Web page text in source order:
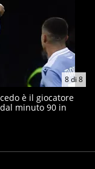
8di 8
è il giocatore
minuto 90 in